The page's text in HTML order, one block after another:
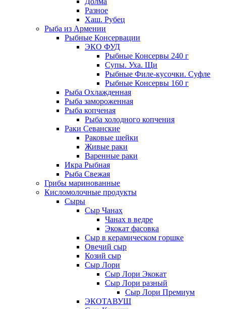
Разное
Хаш. Рубец
Рыба из Армении
Рыбные Консервации
ЭКО ФУД
Рыбные Консервы 240 г
Супы. Уха. Щи
Рыбные Филе-кусочки. Суфле
Рыбные Консервы 160 г
Рыба Охлажденная
Рыба замороженная
Рыба копченая
Рыба холодного копчения
Раки Севанские
Раковые шейки
Живые раки
Варенные раки
Икра Рыбная
Рыба Свежая
Грибы маринованные
Кисломолочные продукты
Сыры
Сыр Чанах
Чанах в ведре
Экокат фасовка
Сыр в керамическом горшке
Овечий сыр
Козий сыр
Сыр Лори
Сыр Лори Экокат
Сыр Лори разный
Сыр Лори Премиум
ЭКОТАВУШ